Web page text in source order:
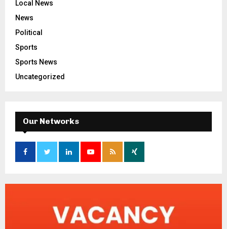
Local News
News
Political
Sports
Sports News
Uncategorized
Our Networks